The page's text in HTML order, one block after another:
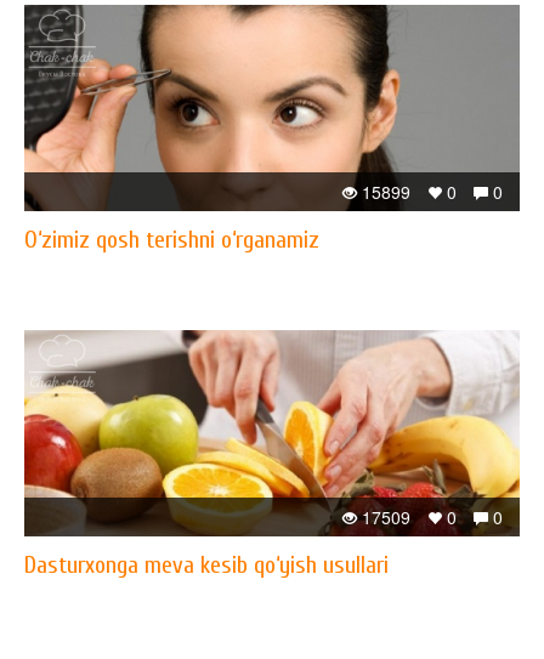
0
0
15899
O‘zimiz qosh terishni o‘rganamiz
0
0
17509
Dasturxonga meva kesib qo‘yish usullari